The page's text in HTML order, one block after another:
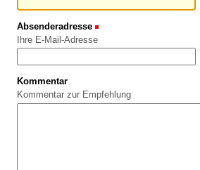
Absenderadresse
Ihre E-Mail-Adresse
Kommentar
Kommentar zur Empfehlung